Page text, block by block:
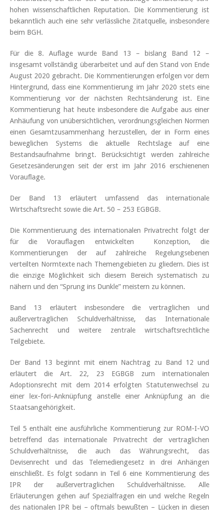
hohen wissenschaftlichen Reputation. Die Kommentierung ist
bekanntlich auch eine sehr verlässliche Zitatquelle, insbesondere
beim BGH.
Für die 8. Auflage wurde Band 13 – bislang Band 12 –
insgesamt vollständig überarbeitet und auf den Stand von Ende
August 2020 gebracht. Die Kommentierungen erfolgen vor dem
Hintergrund, dass eine Kommentierung im Jahr 2020 stets eine
Kommentierung vor der nächsten Rechtsänderung ist. Eine
Kommentierung hat heute insbesondere die Aufgabe aus einer
Anhäufung von unübersichtlichen, verordnungsgleichen Normen
einen Gesamtzusammenhang herzustellen, der in Form eines
beweglichen Systems die aktuelle Rechtslage auf eine
Bestandsaufnahme bringt. Berücksichtigt werden zahlreiche
Gesetzesänderungen seit der erst im Jahr 2016 erschienenen
Vorauflage.
Der Band 13 erläutert umfassend das internationale
Wirtschaftsrecht sowie die Art. 50 – 253 EGBGB.
Die Kommentieruung des internationalen Privatrecht folgt der
für die Vorauflagen entwickelten Konzeption, die
Kommentierungen der auf zahlreiche Regelungsebenen
verteilten Normtexte nach Themengebieten zu gliedern. Dies ist
die einzige Möglichkeit sich diesem Bereich systematisch zu
nähern und den “Sprung ins Dunkle” meistern zu können.
Band 13 erläutert insbesondere die vertraglichen und
außervertraglichen Schuldverhältnisse, das Internationale
Sachenrecht und weitere zentrale wirtschaftsrechtliche
Teilgebiete.
Der Band 13 beginnt mit einem Nachtrag zu Band 12 und
erläutert die Art. 22, 23 EGBGB zum internationalen
Adoptionsrecht mit dem 2014 erfolgten Statutenwechsel zu
einer lex-fori-Anknüpfung anstelle einer Anknüpfung an die
Staatsangehörigkeit.
Teil 5 enthält eine ausführliche Kommentierung zur ROM-I-VO
betreffend das internationale Privatrecht der vertraglichen
Schuldverhältnisse, die auch das Währungsrecht, das
Devisenrecht und das Telemediengesetz in drei Anhängen
einschließt. Es folgt sodann in Teil 6 eine Kommentierung des
IPR der außervertraglichen Schuldverhältnisse. Alle
Erläuterungen gehen auf Spezialfragen ein und welche Regeln
des nationalen IPR bei – oftmals bewußten – Lücken in diesen